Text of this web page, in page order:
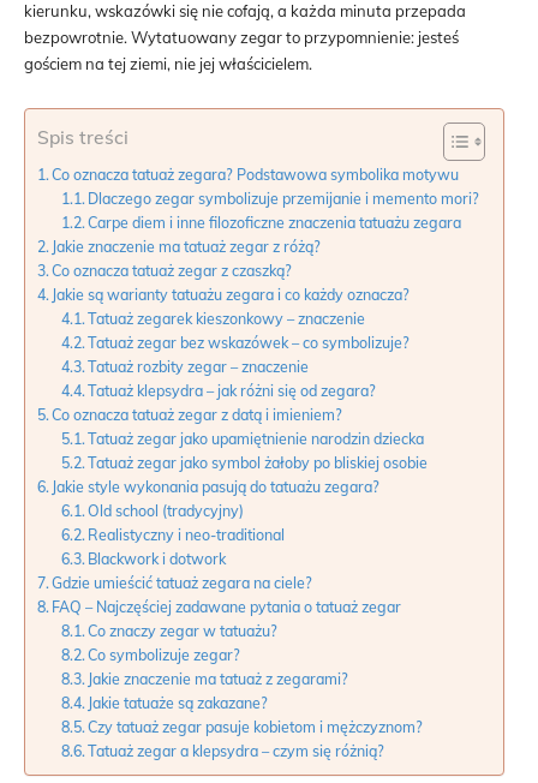
kierunku, wskazówki się nie cofają, a każda minuta przepada
bezpowrotnie. Wytatuowany zegar to przypomnienie: jesteś
gościem na tej ziemi, nie jej właścicielem.
Spis treści
Co oznacza tatuaż zegara? Podstawowa symbolika motywu
Dlaczego zegar symbolizuje przemijanie i memento mori?
Carpe diem i inne filozoficzne znaczenia tatuażu zegara
Jakie znaczenie ma tatuaż zegar z różą?
Co oznacza tatuaż zegar z czaszką?
Jakie są warianty tatuażu zegara i co każdy oznacza?
Tatuaż zegarek kieszonkowy – znaczenie
Tatuaż zegar bez wskazówek – co symbolizuje?
Tatuaż rozbity zegar – znaczenie
Tatuaż klepsydra – jak różni się od zegara?
Co oznacza tatuaż zegar z datą i imieniem?
Tatuaż zegar jako upamiętnienie narodzin dziecka
Tatuaż zegar jako symbol żałoby po bliskiej osobie
Jakie style wykonania pasują do tatuażu zegara?
Old school (tradycyjny)
Realistyczny i neo-traditional
Blackwork i dotwork
Gdzie umieścić tatuaż zegara na ciele?
FAQ – Najczęściej zadawane pytania o tatuaż zegar
Co znaczy zegar w tatuażu?
Co symbolizuje zegar?
Jakie znaczenie ma tatuaż z zegarami?
Jakie tatuaże są zakazane?
Czy tatuaż zegar pasuje kobietom i mężczyznom?
Tatuaż zegar a klepsydra – czym się różnią?